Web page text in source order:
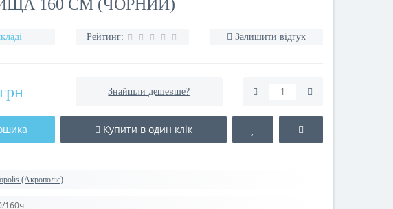
160 СМ (ЧОРНИЙ)
Рейтинг: Залишити відгук
Знайшли дешевше?
Купити в один клік
(Акрополіс)
160ч